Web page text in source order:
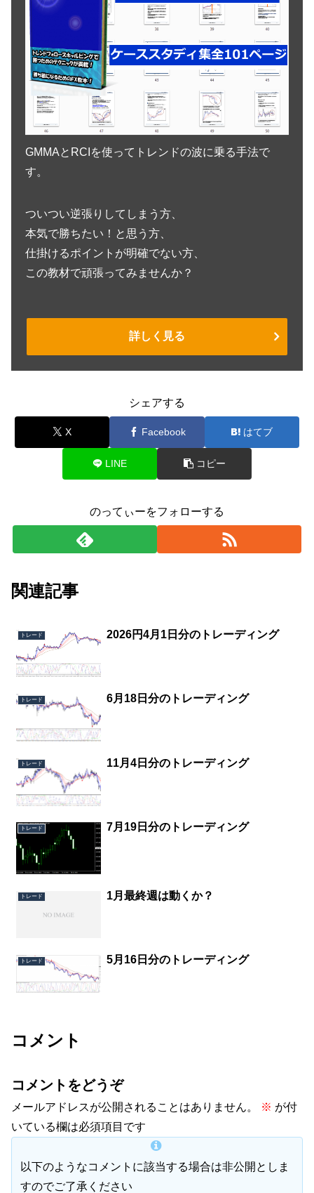
GMMAとRCIを使ってトレンドの波に乗る手法で
す。
ついつい逆張りしてしまう方、
本気で勝ちたい！と思う方、
仕掛けるポイントが明確でない方、
この教材で頑張ってみませんか？
詳しく見る
シェアする
X Facebook はてブ
LINE コピー
のってぃーをフォローする
関連記事
トレード 2026円4月1日分のトレーディング
トレード 6月18日分のトレーディング
トレード 11月4日分のトレーディング
トレード 7月19日分のトレーディング
トレード 1月最終週は動くか？
トレード 5月16日分のトレーディング
コメント
コメントをどうぞ
メールアドレスが公開されることはありません。 ※ が付
いている欄は必須項目です
以下のようなコメントに該当する場合は非公開としま
すのでご了承ください